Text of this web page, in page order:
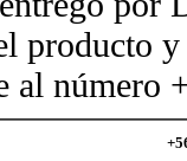
producto
al número